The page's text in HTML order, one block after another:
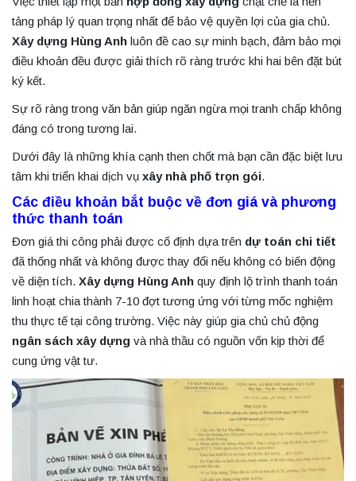
tảng pháp lý quan trọng nhất để bảo vệ quyền lợi của gia chủ.
Xây dựng Hùng Anh luôn đề cao sự minh bạch, đảm bảo mọi
điều khoản đều được giải thích rõ ràng trước khi hai bên đặt bút
ký kết.
Sự rõ ràng trong văn bản giúp ngăn ngừa mọi tranh chấp không
đáng có trong tương lai.
Dưới đây là những khía cạnh then chốt mà bạn cần đặc biệt lưu
tâm khi triển khai dịch vụ xây nhà phố trọn gói.
Các điều khoản bắt buộc về đơn giá và phương
thức thanh toán
Đơn giá thi công phải được cố định dựa trên dự toán chi tiết
đã thống nhất và không được thay đổi nếu không có biến động
về diện tích. Xây dựng Hùng Anh quy định lộ trình thanh toán
linh hoạt chia thành 7-10 đợt tương ứng với từng mốc nghiệm
thu thực tế tại công trường. Việc này giúp gia chủ chủ động
ngân sách xây dựng và nhà thầu có nguồn vốn kịp thời để
cung ứng vật tư.